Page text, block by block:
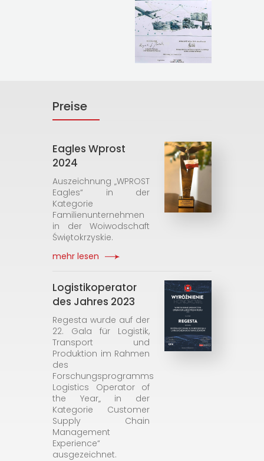
Preise
Eagles Wprost
2024
Auszeichnung „WPROST
Eagles“ in der
Kategorie
Familienunternehmen
in der Woiwodschaft
Świętokrzyskie.
mehr lesen
Logistikoperator
des Jahres 2023
Regesta wurde auf der
22. Gala für Logistik,
Transport und
Produktion im Rahmen
des
Forschungsprogramms
Logistics Operator of
the Year„ in der
Kategorie Customer
Supply Chain
Management
Experience“
ausgezeichnet.